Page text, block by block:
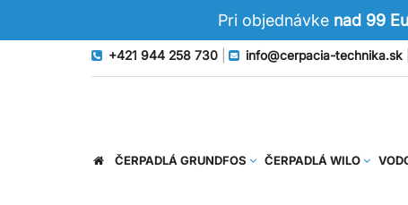
Pri objednávke nad 99
+421 944 258 730 info@cerpacia-technika.sk
ČERPADLÁ GRUNDFOS ČERPADLÁ WILO